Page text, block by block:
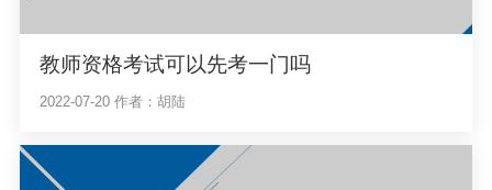
教师资格考试可以先考一门吗
2022-07-20 作者：胡陆